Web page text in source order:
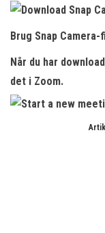
Brug Snap
Når du har
det i Zoom.